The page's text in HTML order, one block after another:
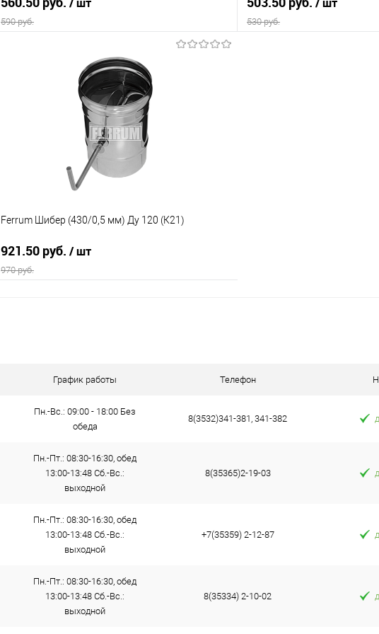
590 руб.
В корзину
Купить в 1 клик
Сравнение
В наличии
530 руб.
Ferrum Шибер (430/0,5 мм) Ду 120 (К21)
921.50 руб. / шт
970 руб.
График работы Телефон
Пн.-Вс.: 09:00 - 18:00 Без
обеда
8(3532)341-381, 341-382
Пн.-Пт.: 08:30-16:30, обед
13:00-13:48 Сб.-Вс.:
выходной
8(35365)2-19-03
Пн.-Пт.: 08:30-16:30, обед
13:00-13:48 Сб.-Вс.:
выходной
+7(35359) 2-12-87
Пн.-Пт.: 08:30-16:30, обед
13:00-13:48 Сб.-Вс.:
выходной
8(35334) 2-10-02